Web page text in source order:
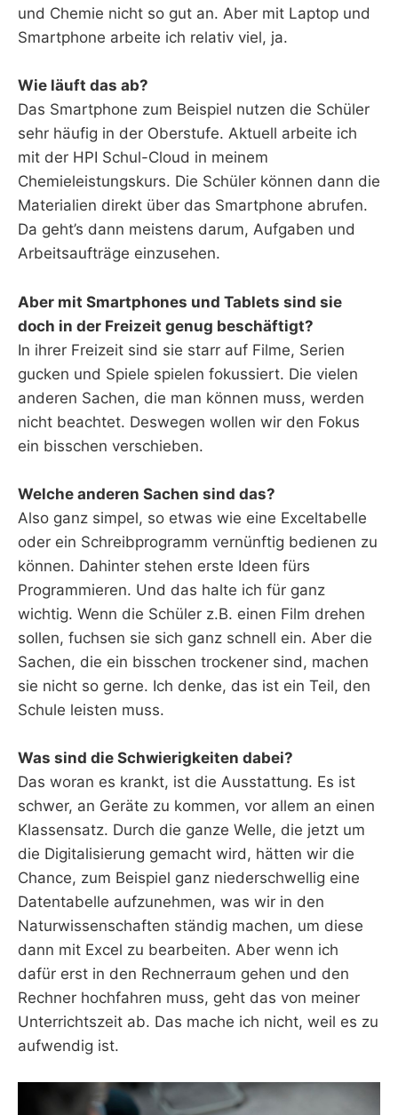
und Chemie nicht so gut an. Aber mit Laptop und
Smartphone arbeite ich relativ viel, ja.
Wie läuft das ab?
Das Smartphone zum Beispiel nutzen die Schüler
sehr häufig in der Oberstufe. Aktuell arbeite ich
mit der HPI Schul-Cloud in meinem
Chemieleistungskurs. Die Schüler können dann die
Materialien direkt über das Smartphone abrufen.
Da geht’s dann meistens darum, Aufgaben und
Arbeitsaufträge einzusehen.
Aber mit Smartphones und Tablets sind sie
doch in der Freizeit genug beschäftigt?
In ihrer Freizeit sind sie starr auf Filme, Serien
gucken und Spiele spielen fokussiert. Die vielen
anderen Sachen, die man können muss, werden
nicht beachtet. Deswegen wollen wir den Fokus
ein bisschen verschieben.
Welche anderen Sachen sind das?
Also ganz simpel, so etwas wie eine Exceltabelle
oder ein Schreibprogramm vernünftig bedienen zu
können. Dahinter stehen erste Ideen fürs
Programmieren. Und das halte ich für ganz
wichtig. Wenn die Schüler z.B. einen Film drehen
sollen, fuchsen sie sich ganz schnell ein. Aber die
Sachen, die ein bisschen trockener sind, machen
sie nicht so gerne. Ich denke, das ist ein Teil, den
Schule leisten muss.
Was sind die Schwierigkeiten dabei?
Das woran es krankt, ist die Ausstattung. Es ist
schwer, an Geräte zu kommen, vor allem an einen
Klassensatz. Durch die ganze Welle, die jetzt um
die Digitalisierung gemacht wird, hätten wir die
Chance, zum Beispiel ganz niederschwellig eine
Datentabelle aufzunehmen, was wir in den
Naturwissenschaften ständig machen, um diese
dann mit Excel zu bearbeiten. Aber wenn ich
dafür erst in den Rechnerraum gehen und den
Rechner hochfahren muss, geht das von meiner
Unterrichtszeit ab. Das mache ich nicht, weil es zu
aufwendig ist.